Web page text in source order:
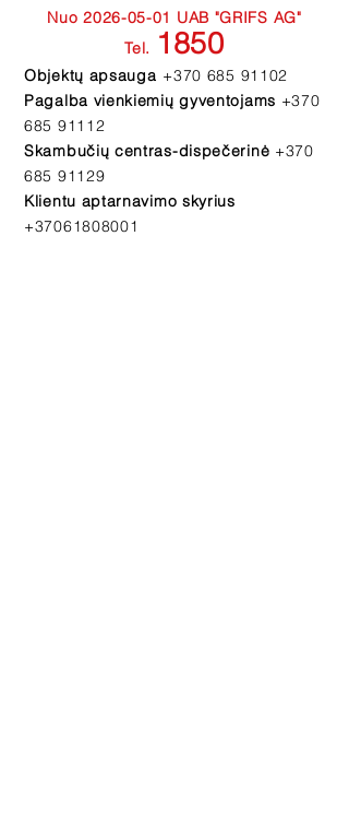
Nuo2026-05-01 UAB "GRIFS AG"
Tel. 1850
Objektų apsauga +370 685 91102
Pagalba vienkiemių gyventojams +370
685 91112
Skambučių centras-dispečerinė +370
685 91129
Klientu aptarnavimo skyrius
+37061808001